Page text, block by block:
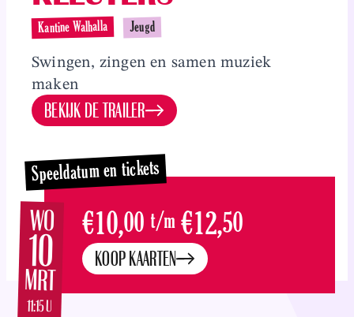
Overslaan en naar inhoud gaan
Kantine Walhalla Jeugd
Swingen, zingen en samen muziek
maken
BEKIJK DE TRAILER
WO
10
MRT
11:15 U
Speeldatum en tickets
€10,00 t/m €12,50
KOOP KAARTEN